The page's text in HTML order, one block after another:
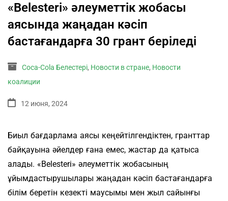
«Belesteri» әлеуметтік жобасы
аясында жаңадан кәсіп
бастағандарға 30 грант беріледі
Coca-Cola Белестері, Новости в стране, Новости
коалиции
12 июня, 2024
Биыл бағдарлама аясы кеңейтілгендіктен, гранттар
байқауына әйелдер ғана емес, жастар да қатыса
алады. «Belesteri» әлеуметтік жобасының
ұйымдастырушылары жаңадан кәсіп бастағандарға
білім беретін кезекті маусымы мен жыл сайынғы